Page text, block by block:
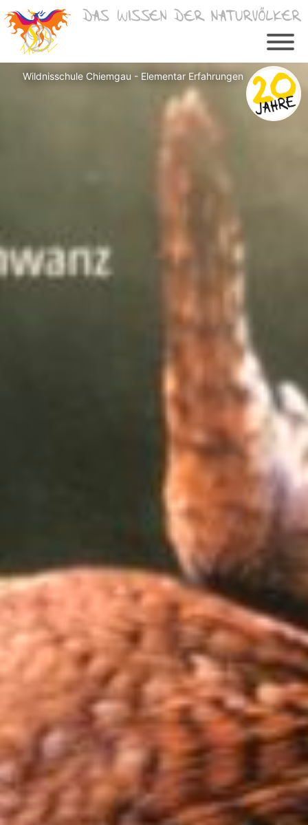
Inhalt
springen
Wildnisschule Chiemgau - Elementar Erfahrungen